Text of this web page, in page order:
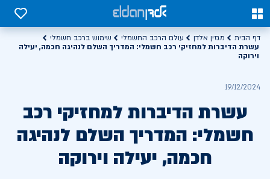
0
0
דף הבית מגזין אלדן עולם הרכב החשמלי
שימוש ברכב חשמלי
עשרת הדיברות למחזיקי רכב חשמלי: המדריך השלם לנהיגה חכמה, יעילה
וירוקה
19/12/2024
עשרת הדיברות למחזיקי רכב
חשמלי: המדריך השלם לנהיגה
חכמה, יעילה וירוקה